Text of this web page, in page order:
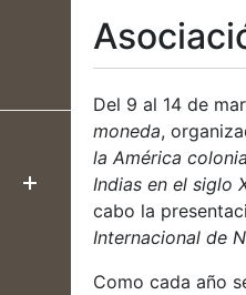
Mostrar/
Del 9 al 14 de
moneda,
la América
Indias en el siglo
cabo la
Internacional de
Como cada año